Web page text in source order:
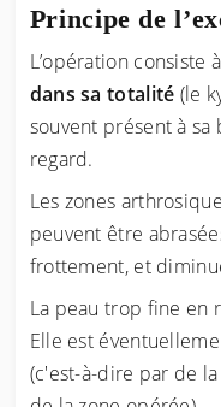
Principe de
L’opération consiste à
dans sa totalité (le
souvent présent à
regard.
Les zones
peuvent être
frottement, et
La peau trop fine en
Elle est
(c'est-à-dire par de